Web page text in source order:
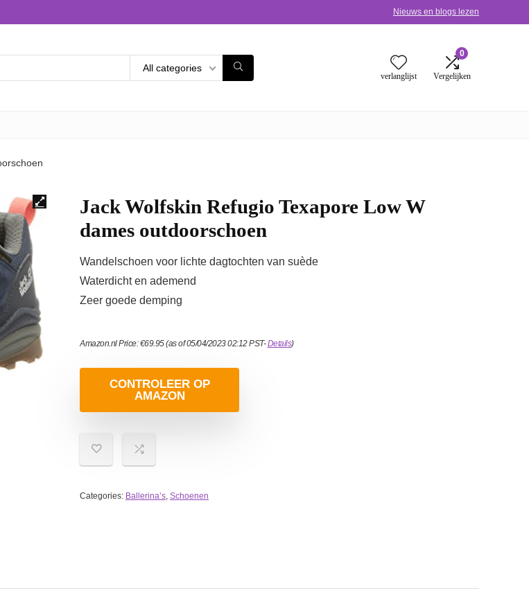
Nieuws en blogs lezen
All categories
verlanglijst
0
Vergelijken
Jack Wolfskin Refugio Texapore Low W
dames outdoorschoen
Wandelschoen voor lichte dagtochten van suède
Waterdicht en ademend
Zeer goede demping
Amazon.nl Price:€69.95(as of 05/04/2023 02:12 PST-Details)
CONTROLEER OP
AMAZON
Categories: Ballerina’s, Schoenen